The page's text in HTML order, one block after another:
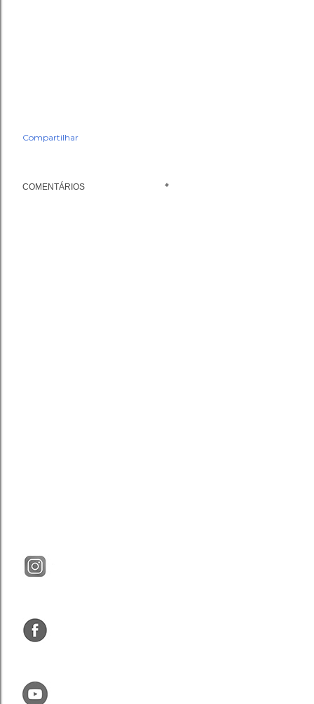
Compartilhar
COMENTÁRIOS